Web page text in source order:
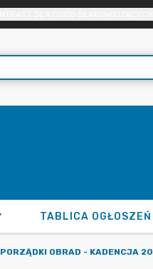
TABLICA OGŁOSZEŃ
PORZĄDKI OBRAD - KADENCJA